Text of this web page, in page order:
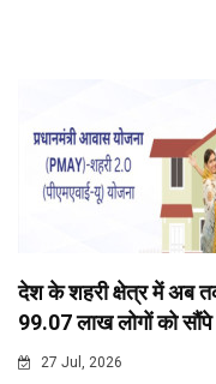
देश के शहरी क्षेत्र में अब
99.07 लाख लोगों को
27 Jul, 2026